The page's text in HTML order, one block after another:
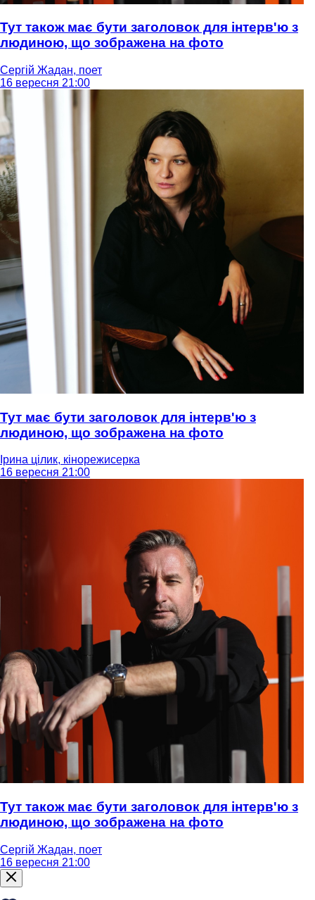
Тут також має бути заголовок для інтерв'ю з
людиною, що зображена на фото
Сергій Жадан, поет
16 вересня 21:00
Тут має бути заголовок для інтерв'ю з
людиною, що зображена на фото
Ірина цілик, кінорежисерка
16 вересня 21:00
Тут також має бути заголовок для інтерв'ю з
людиною, що зображена на фото
Сергій Жадан, поет
16 вересня 21:00